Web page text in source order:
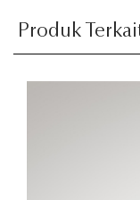
Produk